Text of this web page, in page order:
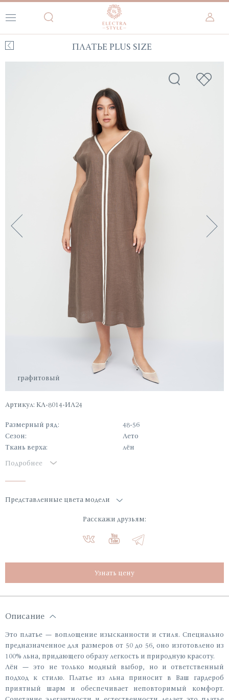
ПЛАТЬЕ PLUS SIZE
графитовый
Артикул: КЛ-8014-ИЛ24
Размерный ряд:
48-56
Сезон:
Лето
Ткань верха:
лён
Подробнее
Представленные цвета модели
Расскажи друзьям:
Узнать цену
Описание
Это платье — воплощение изысканности и стиля. Специально
предназначенное для размеров от 50 до 56, оно изготовлено из
100% льна, придающего образу легкость и природную красоту.
Лён — это не только модный выбор, но и ответственный
подход к стилю. Платье из льна приносит в Ваш гардероб
приятный шарм и обеспечивает неповторимый комфорт.